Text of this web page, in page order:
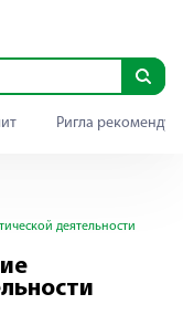
Ригла
деятельности